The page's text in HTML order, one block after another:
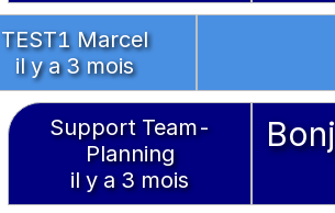
TEST1 Marcel
il y a 3 mois
Support Team-
Planning
il y a 3 mois